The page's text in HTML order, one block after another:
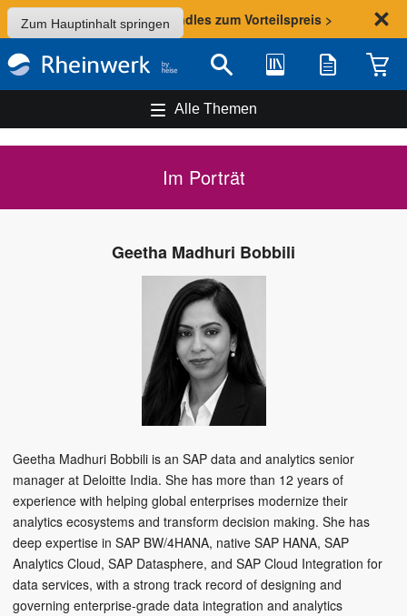
Zum Hauptinhalt springen
Sommer-Aktion: Bundles zum Vorteilspreis >
Suche Bibliothek Merkliste
Alle Themen
Im Porträt
Geetha Madhuri Bobbili
Geetha Madhuri Bobbili is an SAP data and analytics senior
manager at Deloitte India. She has more than 12 years of
experience with helping global enterprises modernize their
analytics ecosystems and transform decision making. She has
deep expertise in SAP BW/4HANA, native SAP HANA, SAP
Analytics Cloud, SAP Datasphere, and SAP Cloud Integration for
data services, with a strong track record of designing and
governing enterprise-grade data integration and analytics